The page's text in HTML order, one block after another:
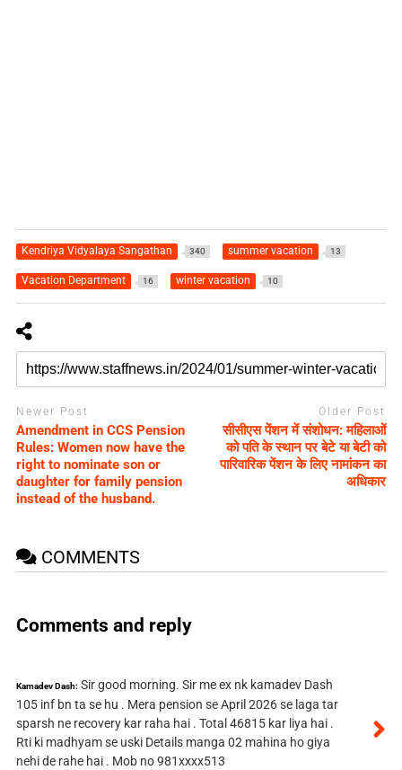
Kendriya Vidyalaya Sangathan 340 summer vacation 13
Vacation Department 16 winter vacation 10
Newer Post
Amendment in CCS Pension
Rules: Women now have the
right to nominate son or
daughter for family pension
instead of the husband.
Older Post
सीसीएस पेंशन में संशोधन: महिलाओं
को पति के स्थान पर बेटे या बेटी को
पारिवारिक पेंशन के लिए नामांकन का
अधिकार
COMMENTS
Comments and reply
Kamadev Dash: Sir good morning. Sir me ex nk kamadev Dash
105 inf bn ta se hu . Mera pension se April 2026 se laga tar
sparsh ne recovery kar raha hai . Total 46815 kar liya hai .
Rti ki madhyam se uski Details manga 02 mahina ho giya
nehi de rahe hai . Mob no 981xxxx513